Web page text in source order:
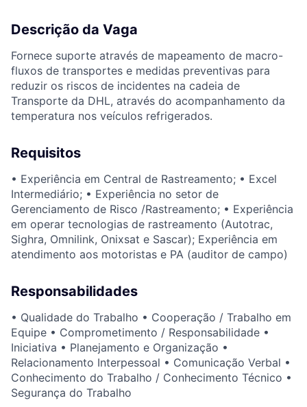
Descrição da Vaga
Fornece suporte através de mapeamento de macro-
fluxos de transportes e medidas preventivas para
reduzir os riscos de incidentes na cadeia de
Transporte da DHL, através do acompanhamento da
temperatura nos veículos refrigerados.
Requisitos
• Experiência em Central de Rastreamento; • Excel
Intermediário; • Experiência no setor de
Gerenciamento de Risco /Rastreamento; • Experiência
em operar tecnologias de rastreamento (Autotrac,
Sighra, Omnilink, Onixsat e Sascar); Experiência em
atendimento aos motoristas e PA (auditor de campo)
Responsabilidades
• Qualidade do Trabalho • Cooperação / Trabalho em
Equipe • Comprometimento / Responsabilidade •
Iniciativa • Planejamento e Organização •
Relacionamento Interpessoal • Comunicação Verbal •
Conhecimento do Trabalho / Conhecimento Técnico •
Segurança do Trabalho